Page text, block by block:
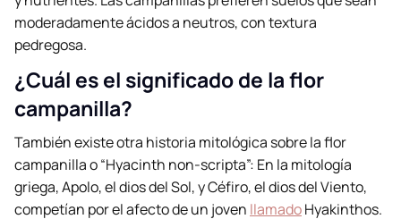
moderadamente ácidos a neutros, con textura
pedregosa.
¿Cuál es el significado de la flor
campanilla?
También existe otra historia mitológica sobre la flor
campanilla o “Hyacinth non-scripta”: En la mitología
griega, Apolo, el dios del Sol, y Céfiro, el dios del Viento,
competían por el afecto de un joven llamadoHyakinthos.